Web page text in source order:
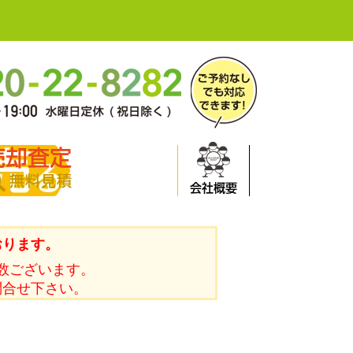
却査定
無料見積 会社概要
ます。
ざいます。
せ下さい。